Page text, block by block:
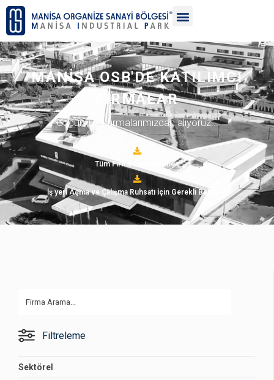
MANİSA OSB'DE KATILIMCI
FİRMALAR
Gücümüzü firmalarımızdan alıyoruz...
Tüm Firma Listesini İndir
İş yeri Açma ve Çalışma Ruhsatı İçin Gerekli Belgeler
Filtreleme
Sektörel